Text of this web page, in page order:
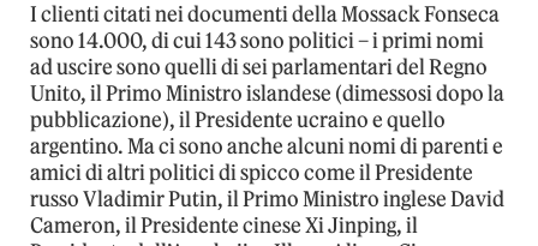
I clienti citati nei documenti della Mossack Fonseca
sono 14.000, di cui 143 sono politici – i primi nomi
ad uscire sono quelli di sei parlamentari del Regno
Unito, il Primo Ministro islandese (dimessosi dopo la
pubblicazione), il Presidente ucraino e quello
argentino. Ma ci sono anche alcuni nomi di parenti e
amici di altri politici di spicco come il Presidente
russo Vladimir Putin, il Primo Ministro inglese David
Cameron, il Presidente cinese Xi Jinping, il